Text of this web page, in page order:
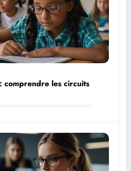
comprendre les circuits